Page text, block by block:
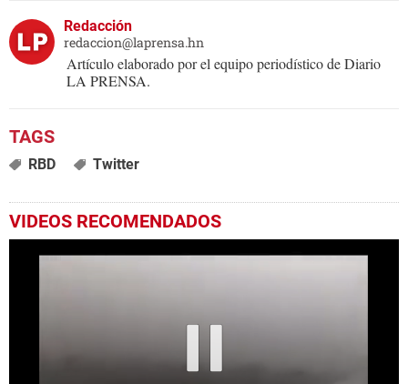
Redacción
redaccion@laprensa.hn
Artículo elaborado por el equipo periodístico de Diario
LA PRENSA.
RBD Twitter
VIDEOS RECOMENDADOS